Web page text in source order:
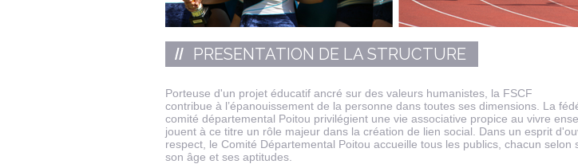
PRESENTATION DE LA STRUCTURE
Porteuse d'un projet éducatif ancré sur des valeurs humanistes, la FSCF
contribue à l’épanouissement de la personne dans toutes ses dimensions. La
comité départemental Poitou privilégient une vie associative propice au vivre
jouent à ce titre un rôle majeur dans la création de lien social. Dans un esprit
respect, le Comité Départemental Poitou accueille tous les publics, chacun selon
son âge et ses aptitudes.